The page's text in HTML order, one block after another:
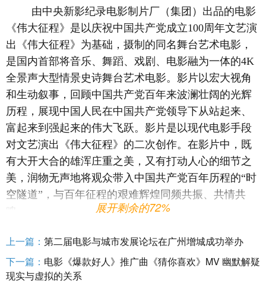
由中央新影纪录电影制片厂（集团）出品的电影
《伟大征程》是以庆祝中国共产党成立100周年文艺演
出《伟大征程》为基础，摄制的同名舞台艺术电影，
是国内首部将音乐、舞蹈、戏剧、电影融为一体的4K
全景声大型情景史诗舞台艺术电影。影片以宏大视角
和生动叙事，回顾中国共产党百年来波澜壮阔的光辉
历程，展现中国人民在中国共产党领导下从站起来、
富起来到强起来的伟大飞跃。影片是以现代电影手段
对文艺演出《伟大征程》的二次创作。在影片中，既
有大开大合的雄浑庄重之美，又有打动人心的细节之
美，润物无声地将观众带入中国共产党百年历程的“时
空隧道”，与百年征程的艰难辉煌同频共振、共情共
展开剩余的72%
上一篇： 第二届电影与城市发展论坛在广州增城成功举办
下一篇： 电影《爆款好人》推广曲《猜你喜欢》MV 幽默解疑
现实与虚拟的关系